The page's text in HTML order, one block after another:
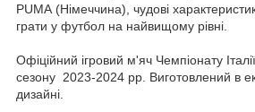
PUMA (Німеччина), чудові
грати у футбол на найвищому рівні.
Офіційний ігровий м'яч Чемпіонату
сезону 2023-2024 рр. Виготовлений в
дизайні.